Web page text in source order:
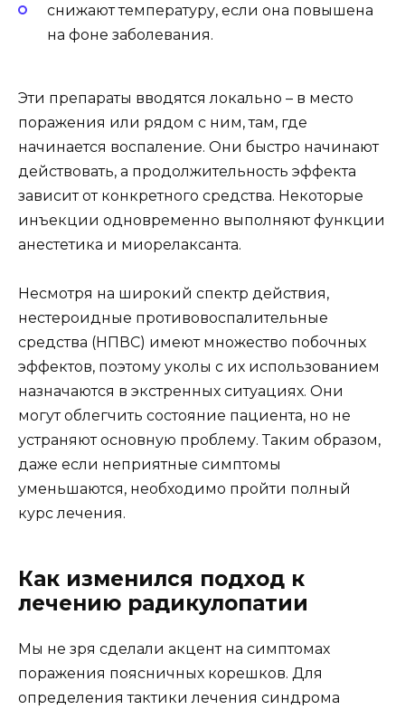
снижают температуру, если она повышена
на фоне заболевания.
Эти препараты вводятся локально – в место
поражения или рядом с ним, там, где
начинается воспаление. Они быстро начинают
действовать, а продолжительность эффекта
зависит от конкретного средства. Некоторые
инъекции одновременно выполняют функции
анестетика и миорелаксанта.
Несмотря на широкий спектр действия,
нестероидные противовоспалительные
средства (НПВС) имеют множество побочных
эффектов, поэтому уколы с их использованием
назначаются в экстренных ситуациях. Они
могут облегчить состояние пациента, но не
устраняют основную проблему. Таким образом,
даже если неприятные симптомы
уменьшаются, необходимо пройти полный
курс лечения.
Как изменился подход к
лечению радикулопатии
Мы не зря сделали акцент на симптомах
поражения поясничных корешков. Для
определения тактики лечения синдрома